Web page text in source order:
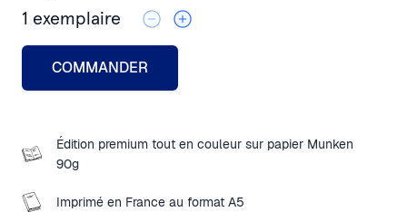
1 exemplaire
COMMANDER
Édition premium tout en couleur sur papier Munken
90g
Imprimé en France au format A5